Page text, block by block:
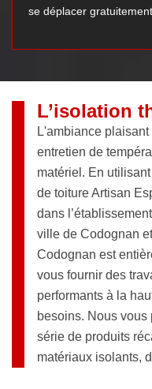
se déplacer
L’isolation
L'ambiance
entretien de
matériel. En
de toiture Artisan
dans
ville de Codognan
Codognan est
vous fournir des
performants à la
besoins. Nous
série de produits
matériaux isolants,